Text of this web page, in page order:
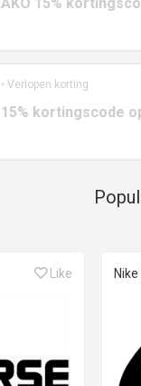
• Verlopen korting
15% kortingscode
Like